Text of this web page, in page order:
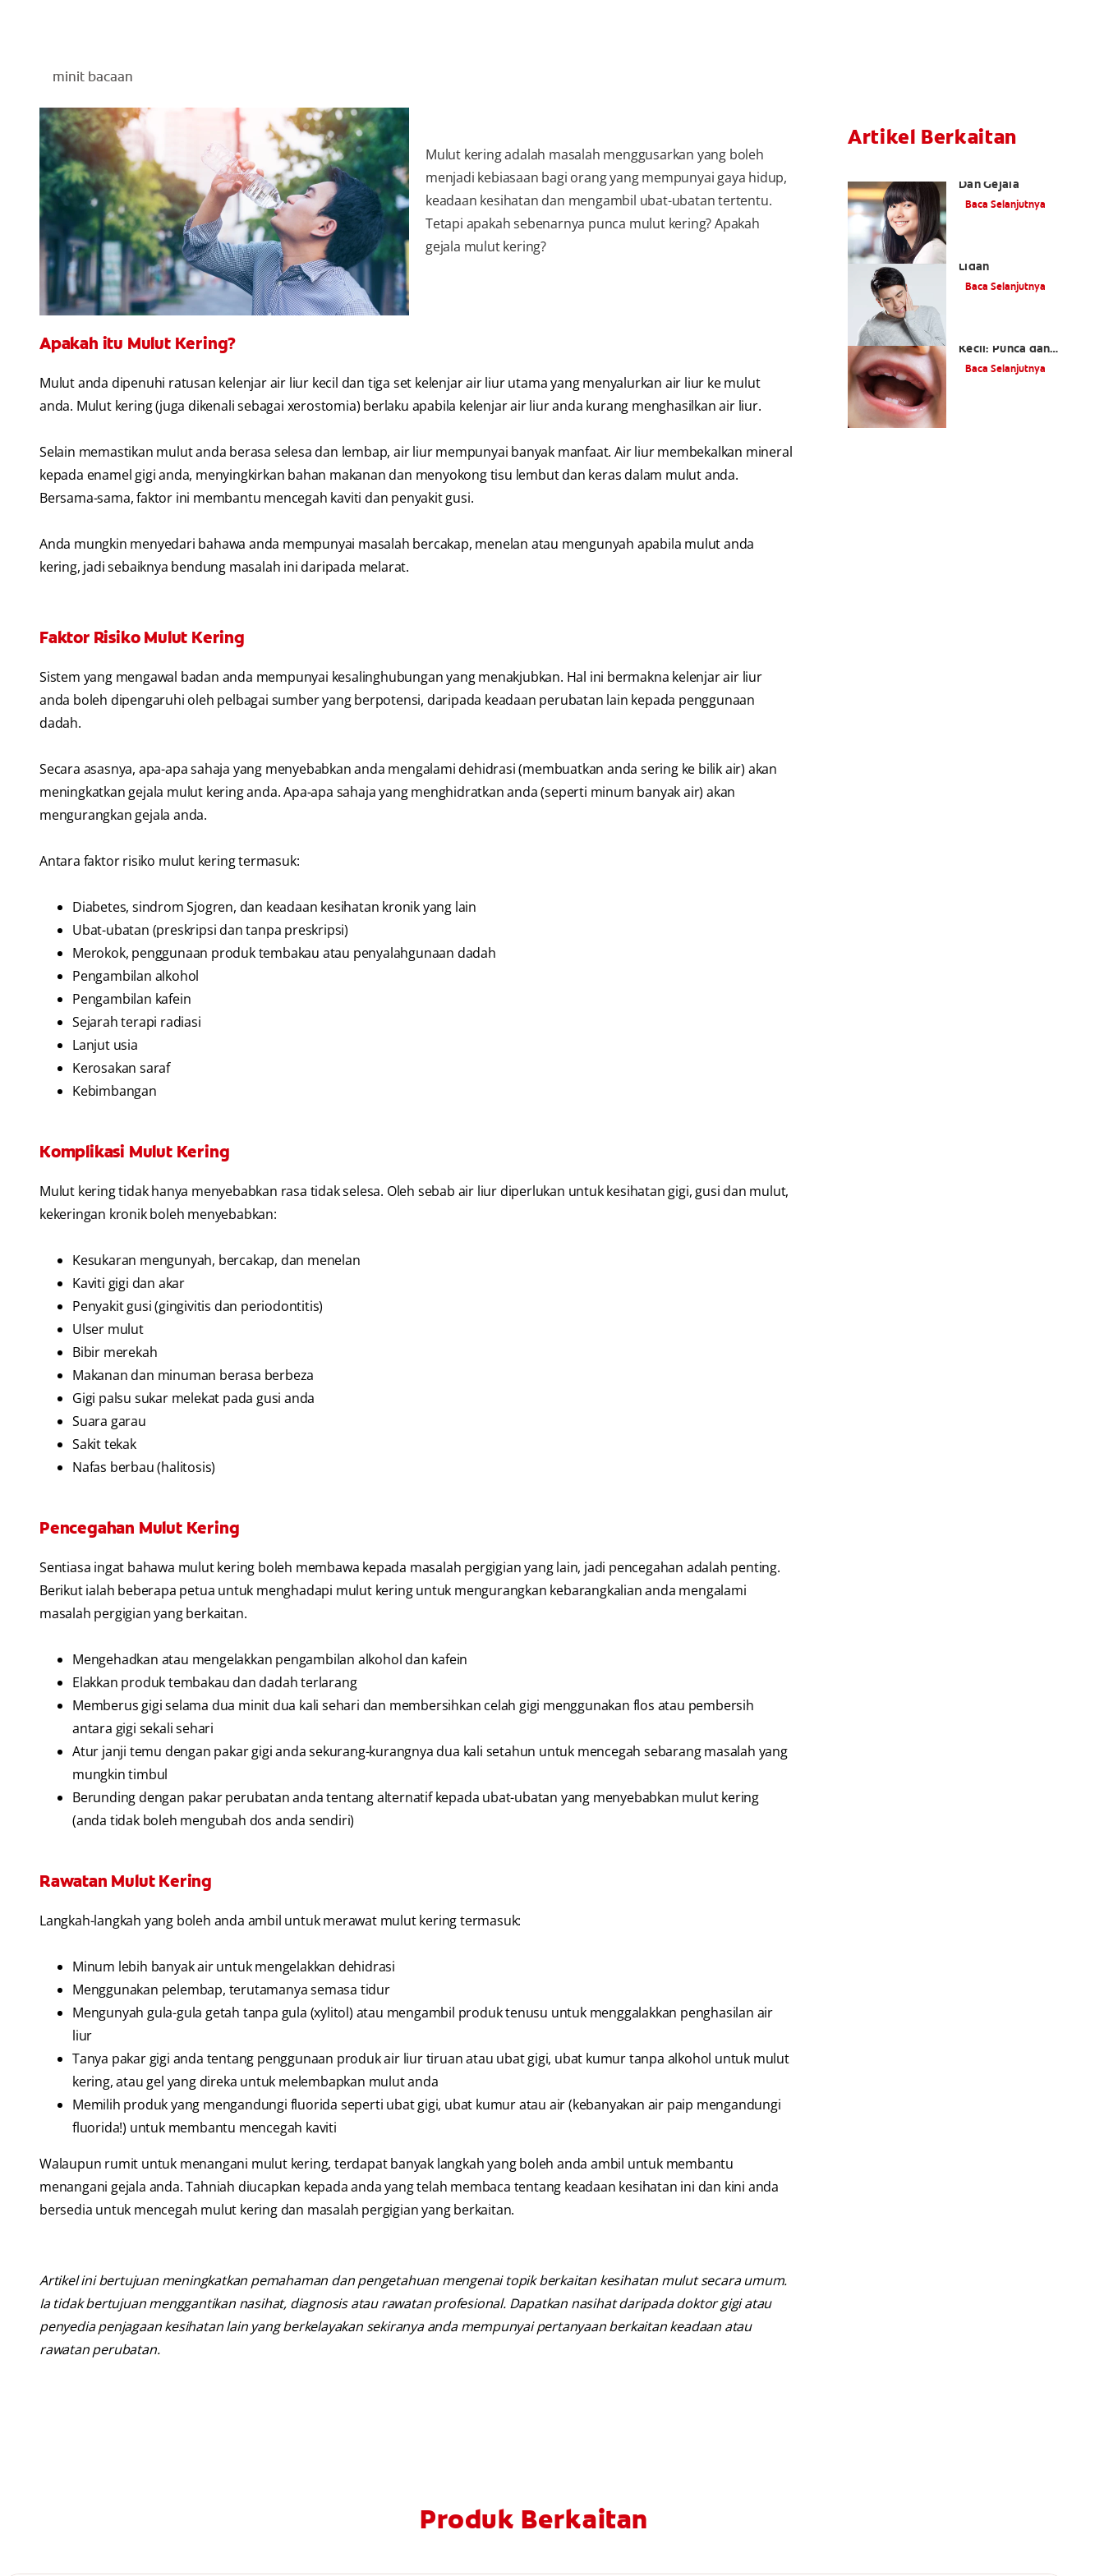
minit bacaan
Mulut kering adalah masalah menggusarkan yang boleh
menjadi kebiasaan bagi orang yang mempunyai gaya hidup,
keadaan kesihatan dan mengambil ubat-ubatan tertentu.
Tetapi apakah sebenarnya punca mulut kering? Apakah
gejala mulut kering?
Apakah itu Mulut Kering?
Mulut anda dipenuhi ratusan kelenjar air liur kecil dan tiga set kelenjar air liur utama yang menyalurkan air liur ke mulut
anda. Mulut kering (juga dikenali sebagai xerostomia) berlaku apabila kelenjar air liur anda kurang menghasilkan air liur.
Selain memastikan mulut anda berasa selesa dan lembap, air liur mempunyai banyak manfaat. Air liur membekalkan mineral
kepada enamel gigi anda, menyingkirkan bahan makanan dan menyokong tisu lembut dan keras dalam mulut anda.
Bersama-sama, faktor ini membantu mencegah kaviti dan penyakit gusi.
Anda mungkin menyedari bahawa anda mempunyai masalah bercakap, menelan atau mengunyah apabila mulut anda
kering, jadi sebaiknya bendung masalah ini daripada melarat.
Faktor Risiko Mulut Kering
Sistem yang mengawal badan anda mempunyai kesalinghubungan yang menakjubkan. Hal ini bermakna kelenjar air liur
anda boleh dipengaruhi oleh pelbagai sumber yang berpotensi, daripada keadaan perubatan lain kepada penggunaan
dadah.
Secara asasnya, apa-apa sahaja yang menyebabkan anda mengalami dehidrasi (membuatkan anda sering ke bilik air) akan
meningkatkan gejala mulut kering anda. Apa-apa sahaja yang menghidratkan anda (seperti minum banyak air) akan
mengurangkan gejala anda.
Antara faktor risiko mulut kering termasuk:
Diabetes, sindrom Sjogren, dan keadaan kesihatan kronik yang lain
Ubat-ubatan (preskripsi dan tanpa preskripsi)
Merokok, penggunaan produk tembakau atau penyalahgunaan dadah
Pengambilan alkohol
Pengambilan kafein
Sejarah terapi radiasi
Lanjut usia
Kerosakan saraf
Kebimbangan
Komplikasi Mulut Kering
Mulut kering tidak hanya menyebabkan rasa tidak selesa. Oleh sebab air liur diperlukan untuk kesihatan gigi, gusi dan mulut,
kekeringan kronik boleh menyebabkan:
Kesukaran mengunyah, bercakap, dan menelan
Kaviti gigi dan akar
Penyakit gusi (gingivitis dan periodontitis)
Ulser mulut
Bibir merekah
Makanan dan minuman berasa berbeza
Gigi palsu sukar melekat pada gusi anda
Suara garau
Sakit tekak
Nafas berbau (halitosis)
Pencegahan Mulut Kering
Sentiasa ingat bahawa mulut kering boleh membawa kepada masalah pergigian yang lain, jadi pencegahan adalah penting.
Berikut ialah beberapa petua untuk menghadapi mulut kering untuk mengurangkan kebarangkalian anda mengalami
masalah pergigian yang berkaitan.
Mengehadkan atau mengelakkan pengambilan alkohol dan kafein
Elakkan produk tembakau dan dadah terlarang
Memberus gigi selama dua minit dua kali sehari dan membersihkan celah gigi menggunakan flos atau pembersih
antara gigi sekali sehari
Atur janji temu dengan pakar gigi anda sekurang-kurangnya dua kali setahun untuk mencegah sebarang masalah yang
mungkin timbul
Berunding dengan pakar perubatan anda tentang alternatif kepada ubat-ubatan yang menyebabkan mulut kering
(anda tidak boleh mengubah dos anda sendiri)
Rawatan Mulut Kering
Langkah-langkah yang boleh anda ambil untuk merawat mulut kering termasuk:
Minum lebih banyak air untuk mengelakkan dehidrasi
Menggunakan pelembap, terutamanya semasa tidur
Mengunyah gula-gula getah tanpa gula (xylitol) atau mengambil produk tenusu untuk menggalakkan penghasilan air
liur
Tanya pakar gigi anda tentang penggunaan produk air liur tiruan atau ubat gigi, ubat kumur tanpa alkohol untuk mulut
kering, atau gel yang direka untuk melembapkan mulut anda
Memilih produk yang mengandungi fluorida seperti ubat gigi, ubat kumur atau air (kebanyakan air paip mengandungi
fluorida!) untuk membantu mencegah kaviti
Walaupun rumit untuk menangani mulut kering, terdapat banyak langkah yang boleh anda ambil untuk membantu
menangani gejala anda. Tahniah diucapkan kepada anda yang telah membaca tentang keadaan kesihatan ini dan kini anda
bersedia untuk mencegah mulut kering dan masalah pergigian yang berkaitan.
Artikel ini bertujuan meningkatkan pemahaman dan pengetahuan mengenai topik berkaitan kesihatan mulut secara umum.
Ia tidak bertujuan menggantikan nasihat, diagnosis atau rawatan profesional. Dapatkan nasihat daripada doktor gigi atau
penyedia penjagaan kesihatan lain yang berkelayakan sekiranya anda mempunyai pertanyaan berkaitan keadaan atau
rawatan perubatan.
Artikel Berkaitan
Dan Gejala
Baca Selanjutnya
Lidah
Baca Selanjutnya
Kecil: Punca dan
Rawatan
Baca Selanjutnya
Produk Berkaitan